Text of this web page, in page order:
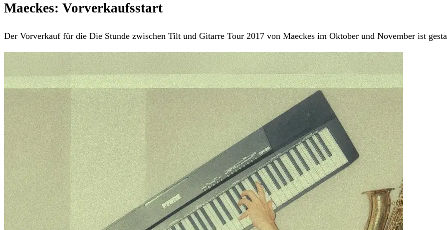
Maeckes: Vorverkaufsstart
Der Vorverkauf für die Die Stunde zwischen Tilt und Gitarre Tour 2017 von Maeckes im Oktober und November ist